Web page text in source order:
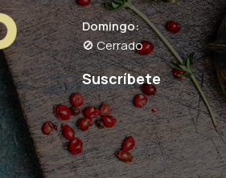
Domingo:
🚫 Cerrado
Suscríbete